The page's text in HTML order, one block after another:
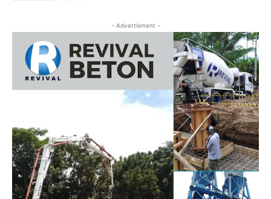
- Advertisment -